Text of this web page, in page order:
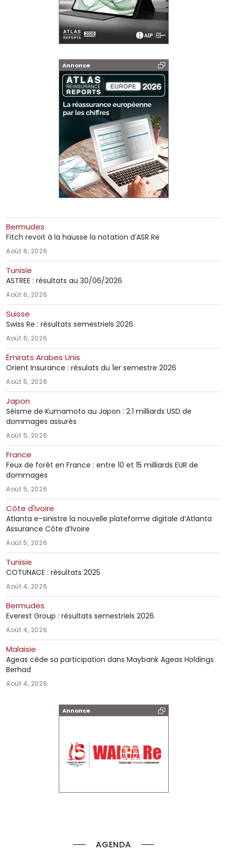
Annonce
AGENDA
Annonce
Bermudes
Fitch revoit à la hausse la notation d’ASR Re
Août 6, 2026
Tunisie
ASTREE : résultats au 30/06/2026
Août 6, 2026
Suisse
Swiss Re : résultats semestriels 2026
Août 6, 2026
Émirats Arabes Unis
Orient Insurance : résulats du 1er semestre 2026
Août 5, 2026
Japon
Séisme de Kumamoto au Japon : 2.1 milliards USD de
dommages assurés
Août 5, 2026
France
Feux de forêt en France : entre 10 et 15 milliards EUR de
dommages
Août 5, 2026
Côte d'Ivoire
Atlanta e-sinistre la nouvelle plateforme digitale d’Atlanta
Assurance Côte d’Ivoire
Août 5, 2026
Tunisie
COTUNACE : résultats 2025
Août 4, 2026
Bermudes
Everest Group : résultats semestriels 2026
Août 4, 2026
Malaisie
Ageas cède sa participation dans Maybank Ageas Holdings
Berhad
Août 4, 2026